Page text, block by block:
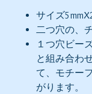
サイズ
二つ穴の、
１つ穴ビー
と組み合わ
て、モチー
がります。